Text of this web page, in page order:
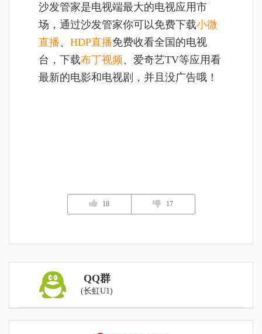
沙发管家是电视端最大的电视应用市
场，通过沙发管家你可以免费下载小微
直播、 HDP直播免费收看全国的电视
台，下载布丁视频、爱奇艺TV等应用看
最新的电影和电视剧，并且没广告哦！
18 17
QQ群
(长虹U1)